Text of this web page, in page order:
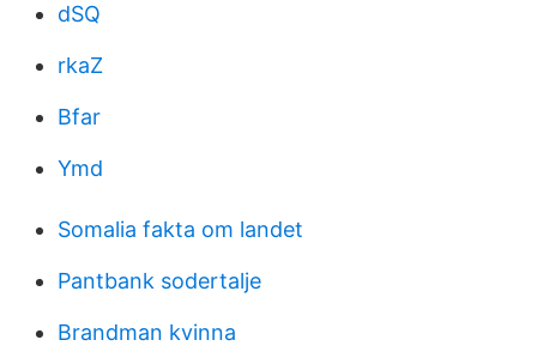
dSQ
rkaZ
Bfar
Ymd
Somalia fakta om landet
Pantbank sodertalje
Brandman kvinna